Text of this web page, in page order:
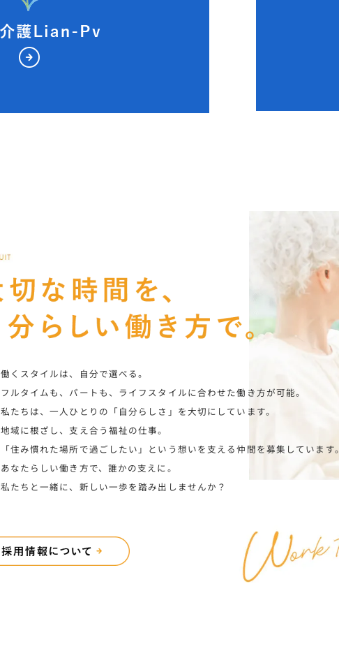
働くスタイルは、自分で選べる。
フルタイムも、パートも、ライフスタイルに合わせた働き方が可能。
私たちは、一人ひとりの「自分らしさ」を大切にしています。
地域に根ざし、支え合う福祉の仕事。
「住み慣れた場所で過ごしたい」という想いを支える仲間を募集しています。
あなたらしい働き方で、誰かの支えに。
私たちと一緒に、新しい一歩を踏み出しませんか？